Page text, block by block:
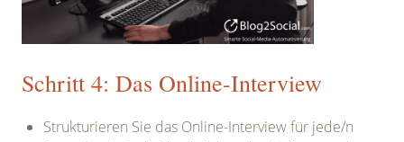
Schritt 4: Das Online-Interview
Strukturieren Sie das Online-Interview für jede/n